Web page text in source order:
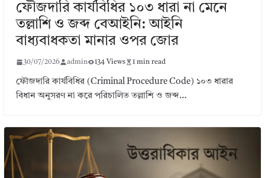
ফৌজদারি কার্যবিধির ১০৩ ধারা না মেনে
তল্লাশি ও জব্দ বেআইনি: আইনি
বাধ্যবাধকতা মানার ওপর জোর
30/07/2026 admin 134 Views 1 min read
ফৌজদারি কার্যবিধির (Criminal Procedure Code) ১০৩ ধারার
বিধান অনুসরণ না করে পরিচালিত তল্লাশি ও জব্দ…